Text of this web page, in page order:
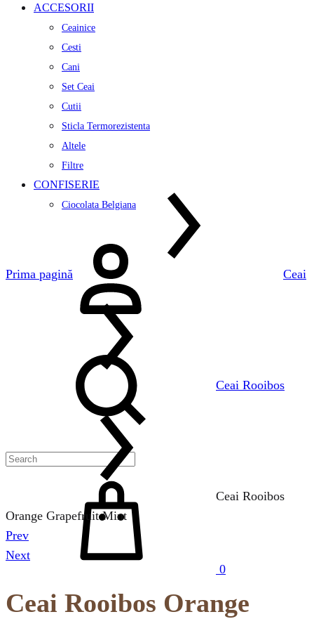
ACCESORII
Ceainice
Cesti
Cani
Set Ceai
Cutii
Sticla Termorezistenta
Altele
Filtre
CONFISERIE
Ciocolata Belgiana
0
Prima pagină Ceai
Ceai Rooibos
Ceai Rooibos
Orange Grapefruit Mint
Product
navigation
Prev
Next
Ceai Rooibos Orange